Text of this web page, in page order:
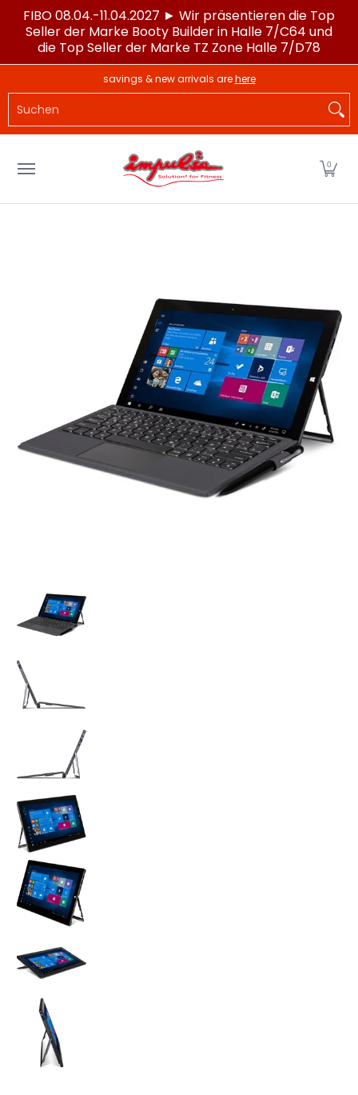
Zum Hauptinhalt springen
FIBO 08.04.-11.04.2027 ► Wir präsentieren die Top
Seller der Marke Booty Builder in Halle 7/C64 und
die Top Seller der Marke TZ Zone Halle 7/D78
LAGERWARE POWERTEC® IMPULSE®
savings & new arrivals arehere
0
Mobiles Trainer PAD - TERRA PAD 1162 N4000
Mobiles Trainer PAD - TERRA PAD 1162 N4000